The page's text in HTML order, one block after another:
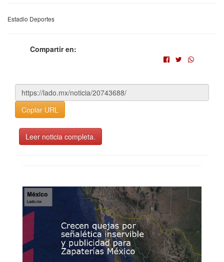
Estadio Deportes
Compartir en:
Copiar URL
Leer noticia completa.